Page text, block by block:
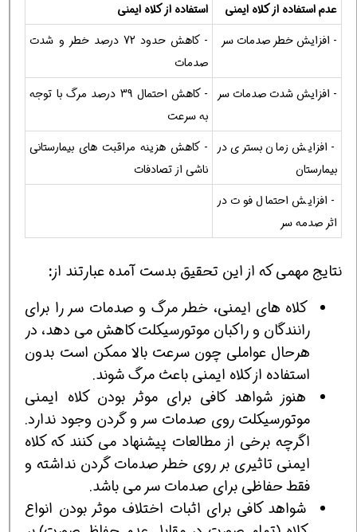
عدم استفاده از کلاه ایمنی
استفاده از کلاه ایمنی
- افزایش خطر صدمات سر
- کاهش حدود 72 درصد خطر و شدت
صدمات
- افزایش شدت صدمات سر
- کاهش احتمال 39 درصد مرگ با توجه
به سرعت
- افزایش زمان بستری در
بیمارستان
- کاهش هزینه مراقبت های بیمارستانی
ناشی از تصادفات
- افزایش احتمال فوت در
اثر صدمه سر
نتایج مهمی که از این تحقیق بدست آمده عبارتند از:
کلاه های ایمنی، خطر مرگ و صدمات سر را برای
رانندگان و راکبان موتورسیکلت کاهش می دهد، در
هرحال عواملی چون سرعت بالا ممکن است بدون
استفاده از کلاه ایمنی باعث مرگ شوند.
هنوز شواهد کافی برای موثر بودن کلاه ایمنی
موتورسیکلت روی صدمات سر و گردن وجود ندارد.
اگرچه برخی از مطالعات پیشنهاد می کنند که کلاه
ایمنی تاثیری بر روی خطر صدمات گردن نداشته و
فقط حفاظی برای صدمات سر می باشد.
شواهد کافی برای اثبات اختلاف موثر بودن انواع